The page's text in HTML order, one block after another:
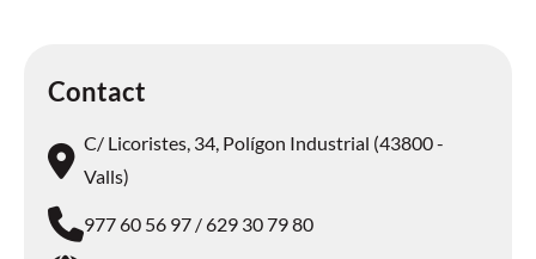
Contact
C/ Licoristes, 34, Polígon Industrial (43800 -
Valls)
977 60 56 97 / 629 30 79 80